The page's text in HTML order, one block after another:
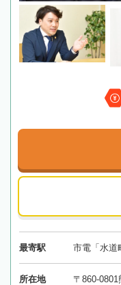
最寄駅 市電「水道
所在地
〒860-